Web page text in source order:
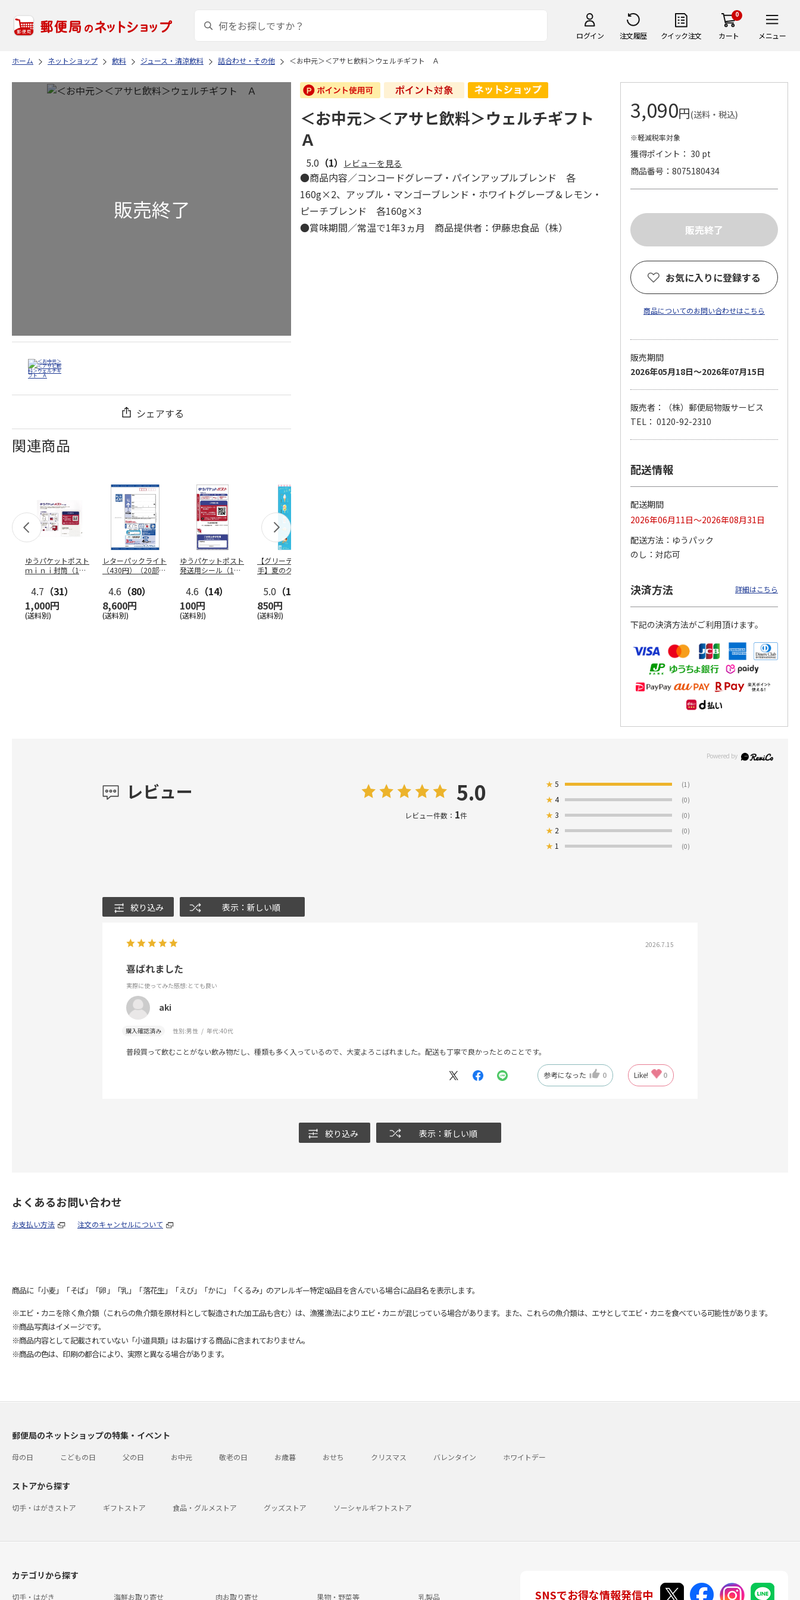
ログイン 注文履歴 クイック注文
0
カート メニュー
ホーム ネットショップ 飲料 ジュース・清涼飲料 詰合わせ・その他 ＜お中元＞＜アサヒ飲料＞ウェルチギフト Ａ
シェアする
関連商品
ゆうパケットポスト
ｍｉｎｉ封筒（1個
4.7 （31）
1,000円
(送料別)
レターパックライト
（430円）（20部セ
4.6 （80）
8,600円
(送料別)
ゆうパケットポスト
発送用シール（1個
4.6 （14）
100円
(送料別)
【グリーティング切
手】夏のグリーティ
5.0 （10）
850円
(送料別)
【グリーティング切
円…
4.8（11）
5,500円
4.6（7）
11,000円
＜お中元＞＜アサヒ飲料＞ウェルチギフト
Ａ
5.0 （1） レビューを見る
●商品内容／コンコードグレープ・パインアップルブレンド 各
160g×2、アップル・マンゴーブレンド・ホワイトグレープ＆レモン・
ピーチブレンド 各160g×3
●賞味期間／常温で1年3ヵ月 商品提供者：伊藤忠食品（株）
3,090円(送料・税込)
※軽減税率対象
獲得ポイント： 30 pt
商品番号
8075180434
お気に入りに登録する
商品についてのお問い合わせはこちら
販売期間
2026年05月18日～2026年07月15日
販売者：（株）郵便局物販サービス
TEL： 0120-92-2310
配送情報
配送期間
2026年06月11日～2026年08月31日
配送方法
ゆうパック
のし
対応可
決済方法 詳細はこちら
下記の決済方法がご利用頂けます。
レビュー 5.0
レビュー件数： 1件
★5 (1)
★4 (0)
★3 (0)
★ 2 (0)
★ 1 (0)
絞り込み 表示：新しい順
2026.7.15
喜ばれました
実際に使ってみた感想:とても良い
aki
購入確認済み 性別:男性 年代:40代
普段買って飲むことがない飲み物だし、種類も多く入っているので、大変よろこばれました。配送も丁寧で良かったとのことです。
参考になった 0 Like! 0
絞り込み 表示：新しい順
よくあるお問い合わせ
お支払い方法 注文のキャンセルについて
商品に「小麦」「そば」「卵」「乳」「落花生」「えび」「かに」「くるみ」のアレルギー特定8品目を含んでいる場合に品目名を表示します。
※エビ・カニを除く魚介類（これらの魚介類を原材料として製造された加工品も含む）は、漁獲漁法によりエビ・カニが混じっている場合があります。また、これらの魚介類は、エサとしてエビ・カニを食べている可能性があります。
※商品写真はイメージです。
※商品内容として記載されていない「小道具類」はお届けする商品に含まれておりません。
※商品の色は、印刷の都合により、実際と異なる場合があります。
郵便局のネットショップの特集・イベント
母の日 こどもの日 父の日 お中元 敬老の日 お歳暮 おせち クリスマス バレンタイン ホワイトデー
ストアから探す
切手・はがきストア ギフトストア 食品・グルメストア グッズストア ソーシャルギフトストア
カテゴリから探す
切手・はがき 海鮮お取り寄せ 肉お取り寄せ 果物・野菜等 乳製品 SNSでお得な情報発信中